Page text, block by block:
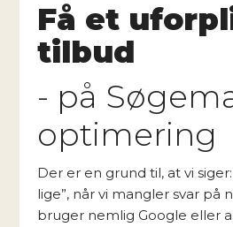
Få et
tilbud
- på
optimering
Der er en grund til, at vi
lige”, når vi mangler svar på
bruger nemlig Google eller